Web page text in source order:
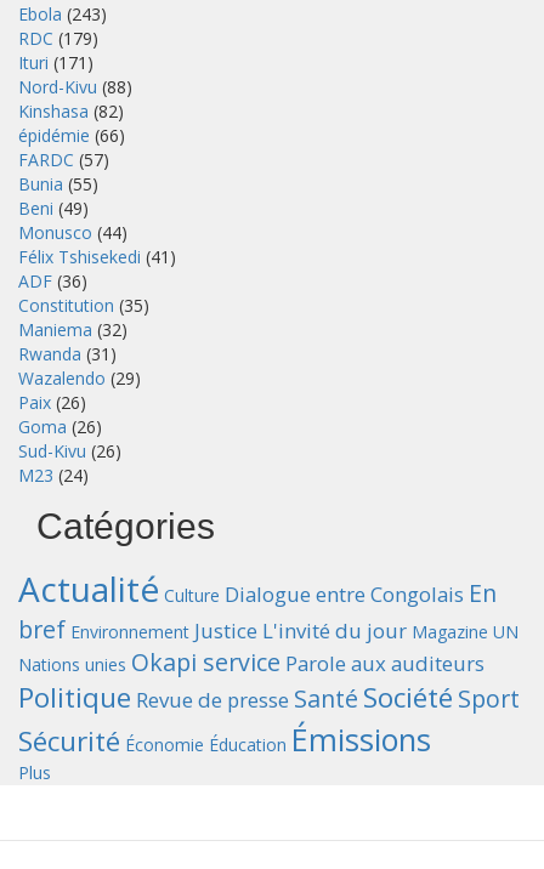
Ebola (243)
RDC (179)
Ituri (171)
Nord-Kivu (88)
Kinshasa (82)
épidémie (66)
FARDC (57)
Bunia (55)
Beni (49)
Monusco (44)
Félix Tshisekedi (41)
ADF (36)
Constitution (35)
Maniema (32)
Rwanda (31)
Wazalendo (29)
Paix (26)
Goma (26)
Sud-Kivu (26)
M23 (24)
Catégories
Actualité Culture Dialogue entre Congolais En
bref Environnement Justice L'invité du jour Magazine UN
Nations unies Okapi service Parole aux auditeurs
Politique Revue de presse Santé Société Sport
Sécurité Économie Éducation Émissions
Plus